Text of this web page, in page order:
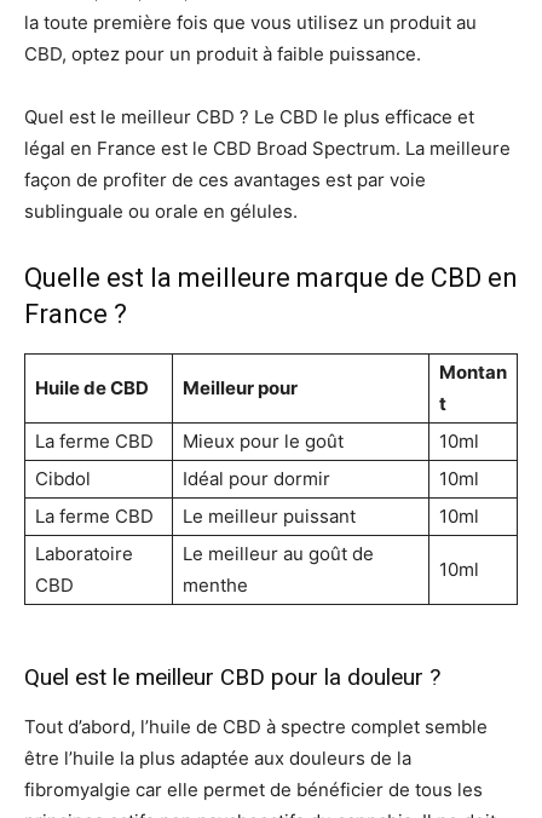
la toute première fois que vous utilisez un produit au
CBD, optez pour un produit à faible puissance.
Quel est le meilleur CBD ? Le CBD le plus efficace et
légal en France est le CBD Broad Spectrum. La meilleure
façon de profiter de ces avantages est par voie
sublinguale ou orale en gélules.
Quelle est la meilleure marque de CBD en
France ?
Huile de CBD Meilleur pour
Montan
t
La ferme CBD
Mieux pour le goût
10ml
Cibdol
Idéal pour dormir
10ml
La ferme CBD
Le meilleur puissant
10ml
Laboratoire
CBD
Le meilleur au goût de
menthe
10ml
Quel est le meilleur CBD pour la douleur ?
Tout d’abord, l’huile de CBD à spectre complet semble
être l’huile la plus adaptée aux douleurs de la
fibromyalgie car elle permet de bénéficier de tous les